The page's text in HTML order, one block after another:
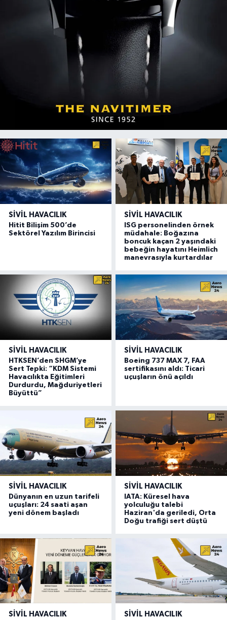
SIVIL HAVACILIK
Hitit Bilişim 500’de
Sektörel Yazılım Birincisi
SIVIL HAVACILIK
ISG personelinden örnek
müdahale: Boğazına
boncuk kaçan 2 yaşındaki
bebeğin hayatını Heimlich
manevrasıyla kurtardılar
SIVIL HAVACILIK
HTKSEN’den SHGM’ye
Sert Tepki: “KDM Sistemi
Havacılıkta Eğitimleri
Durdurdu, Mağduriyetleri
Büyüttü”
SIVIL HAVACILIK
Boeing 737 MAX 7, FAA
sertifikasını aldı: Ticari
uçuşların önü açıldı
SIVIL HAVACILIK
Dünyanın en uzun tarifeli
uçuşları: 24 saati aşan
yeni dönem başladı
SIVIL HAVACILIK
IATA: Küresel hava
yolculuğu talebi
Haziran'da geriledi, Orta
Doğu trafiği sert düştü
SIVIL HAVACILIK SIVIL HAVACILIK